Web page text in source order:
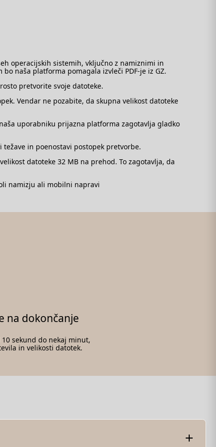
operacijskih sistemih, vključno z namiznimi in
naša platforma pomagala izvleči PDF-je iz GZ.
pretvorite svoje datoteke.
Vendar ne pozabite, da skupna velikost datoteke
uporabniku prijazna platforma zagotavlja gladko
in poenostavi postopek pretvorbe.
datoteke 32 MB na prehod. To zagotavlja, da
namizju ali mobilni napravi
na dokončanje
10 sekund do nekaj minut,
in velikosti datotek.